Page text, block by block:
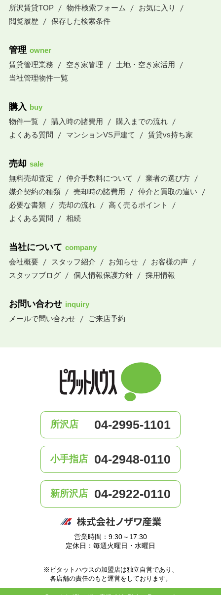
所沢賃貸TOP
物件検索フォーム
お気に入り
閲覧履歴
保存した検索条件
管理 owner
賃貸管理業務
空き家管理
土地・空き家活用
当社管理物件一覧
購入 buy
物件一覧
購入時の諸費用
購入までの流れ
よくある質問
マンションVS戸建て 賃貸vs持ち家
売却 sale
無料売却査定
仲介手数料について
業者の選び方
媒介契約の種類
売却時の諸費用
仲介と買取の違い
必要な書類
売却の流れ
高く売るポイント
よくある質問
相続
当社について company
会社概要
スタッフ紹介 お知らせ
お客様の声
スタッフブログ
個人情報保護方針 採用情報
お問い合わせ inquiry
メールで問い合わせ
ご来店予約
所沢店 04-2995-1101
小手指店 04-2948-0110
新所沢店 04-2922-0110
営業時間：9:30～17:30
定休日：毎週火曜日・水曜日
※ピタットハウスの加盟店は独立自営であり、
各店舗の責任のもと運営をしております。